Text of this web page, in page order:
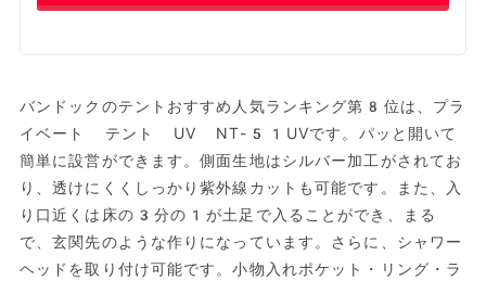
バンドックのテントおすすめ人気ランキング第8位は、プラ
イベート テント UV NT-51UVです。パッと開いて
簡単に設営ができます。側面生地はシルバー加工がされてお
り、透けにくくしっかり紫外線カットも可能です。また、入
り口近くは床の3分の1が土足で入ることができ、まる
で、玄関先のような作りになっています。さらに、シャワー
ヘッドを取り付け可能です。小物入れポケット・リング・ラ